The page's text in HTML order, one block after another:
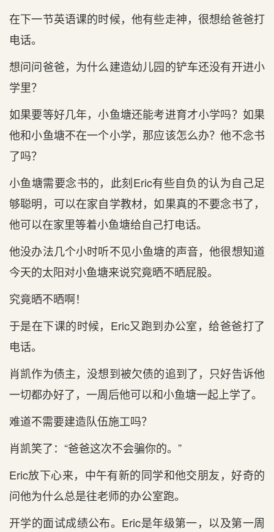
在下一节英语课的时候，他有些走神，很想给爸爸打
电话。
想问问爸爸，为什么建造幼儿园的铲车还没有开进小
学里？
如果要等好几年，小鱼塘还能考进育才小学吗？如果
他和小鱼塘不在一个小学，那应该怎么办？他不念书
了吗？
小鱼塘需要念书的，此刻Eric有些自负的认为自己足
够聪明，可以在家自学教材，如果真的不要念书了，
他可以在家里等着小鱼塘给自己打电话。
他没办法几个小时听不见小鱼塘的声音，他很想知道
今天的太阳对小鱼塘来说究竟晒不晒屁股。
究竟晒不晒啊！
于是在下课的时候，Eric又跑到办公室，给爸爸打了
电话。
肖凯作为债主，没想到被欠债的追到了，只好告诉他
一切都办好了，一周后他可以和小鱼塘一起上学了。
难道不需要建造队伍施工吗？
肖凯笑了：“爸爸这次不会骗你的。”
Eric放下心来，中午有新的同学和他交朋友，好奇的
问他为什么总是往老师的办公室跑。
开学的面试成绩公布。Eric是年级第一，以及第一周